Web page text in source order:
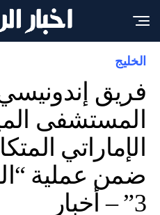
الخليج
فريق
المستشفى
الإماراتي
ضمن عملية
3” – أخبار